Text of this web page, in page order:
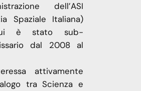
dell’ASI
Spaziale Italiana)
è stato sub-
dal 2008 al
attivamente
tra Scienza e